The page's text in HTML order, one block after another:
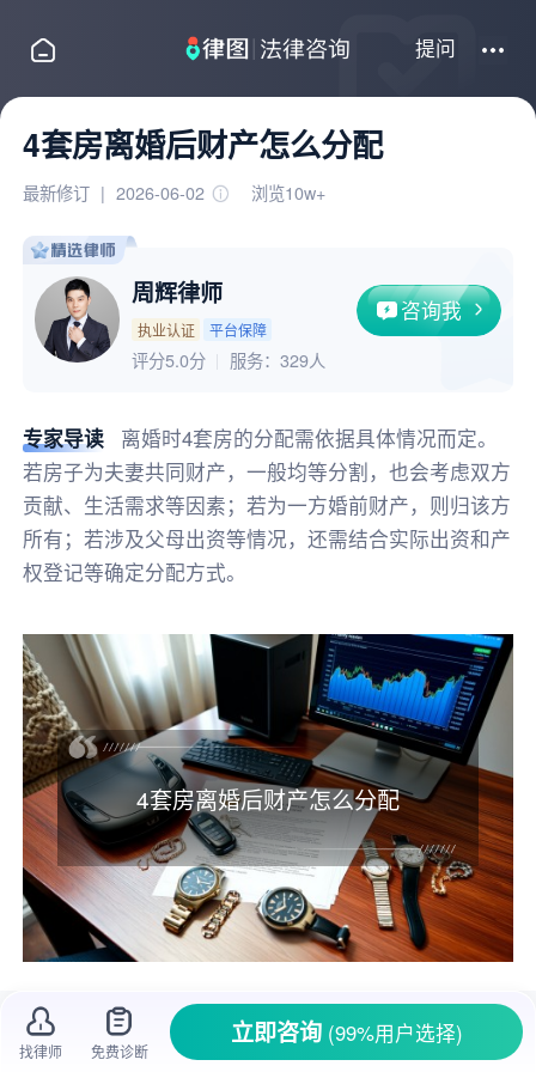
提问
4套房离婚后财产怎么分配
最新修订 | 2026-06-02 浏览10w+
周辉律师
执业认证 平台保障
咨询我
评分5.0分 服务： 329人
专家导读
离婚时4套房的分配需依据具体情况而定。
若房子为夫妻共同财产，一般均等分割，也会考虑双方
贡献、生活需求等因素；若为一方婚前财产，则归该方
所有；若涉及父母出资等情况，还需结合实际出资和产
权登记等确定分配方式。
4套房离婚后财产怎么分配
很多夫妻在生活中难免会遇到感情破裂走向
离婚
的情况，而离婚时财产分割往往是让人头疼
找律师 免费诊断
立即咨询 (99%用户选择)